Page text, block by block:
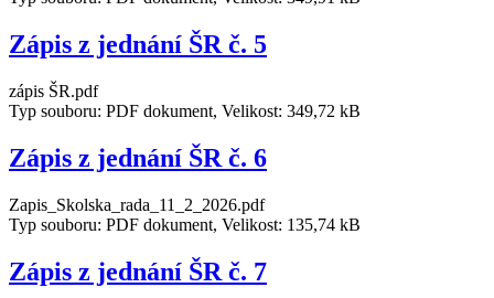
Zápis z jednání ŠR č. 5
zápis ŠR.pdf
Typ souboru: PDF dokument, Velikost: 349,72 kB
Zápis z jednání ŠR č. 6
Zapis_Skolska_rada_11_2_2026.pdf
Typ souboru: PDF dokument, Velikost: 135,74 kB
Zápis z jednání ŠR č. 7